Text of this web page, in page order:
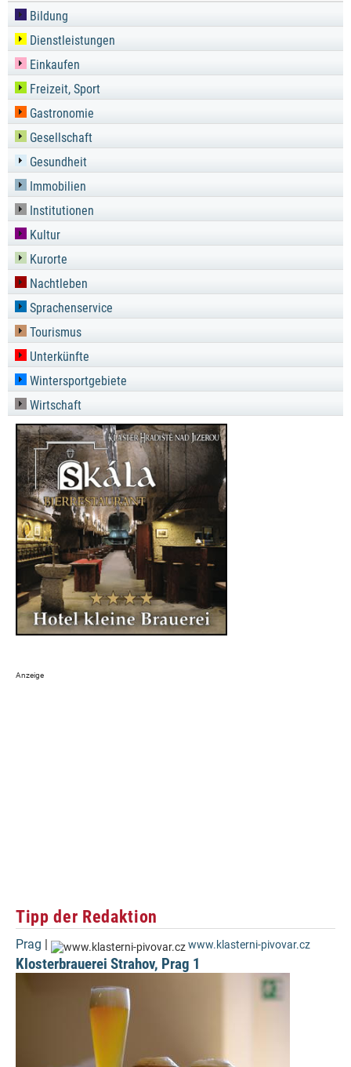
Bildung
Dienstleistungen
Einkaufen
Freizeit, Sport
Gastronomie
Gesellschaft
Gesundheit
Immobilien
Institutionen
Kultur
Kurorte
Nachtleben
Sprachenservice
Tourismus
Unterkünfte
Wintersportgebiete
Wirtschaft
Tipp der Redaktion
Prag | www.klasterni-pivovar.cz
Klosterbrauerei Strahov, Prag 1